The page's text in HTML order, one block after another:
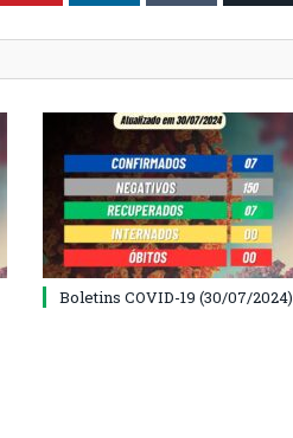
Boletins COVID-19 (30/07/2024)